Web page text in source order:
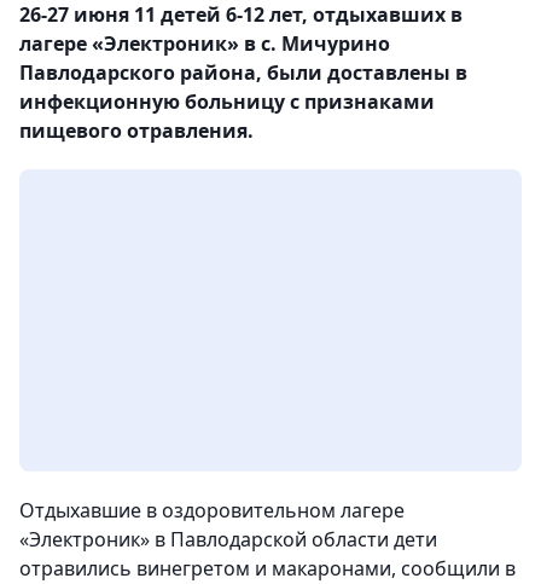
26-27 июня 11 детей 6-12 лет, отдыхавших в
лагере «Электроник» в с. Мичурино
Павлодарского района, были доставлены в
инфекционную больницу с признаками
пищевого отравления.
Отдыхавшие в оздоровительном лагере
«Электроник» в Павлодарской области дети
отравились винегретом и макаронами, сообщили в